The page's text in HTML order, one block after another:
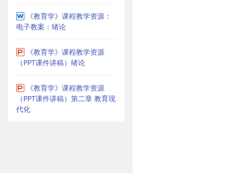
《教育学》课程教学资源：
电子教案：绪论
《教育学》课程教学资源
（PPT课件讲稿）绪论
《教育学》课程教学资源
（PPT课件讲稿）第二章 教育现
代化